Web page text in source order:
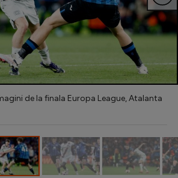
1
de la finala Europa League, Atalanta